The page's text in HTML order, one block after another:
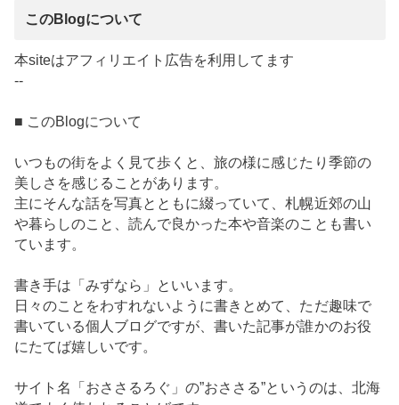
このBlogについて
本siteはアフィリエイト広告を利用してます
--
■ このBlogについて
いつもの街をよく見て歩くと、旅の様に感じたり季節の
美しさを感じることがあります。
主にそんな話を写真とともに綴っていて、札幌近郊の山
や暮らしのこと、読んで良かった本や音楽のことも書い
ています。
書き手は「みずなら」といいます。
日々のことをわすれないように書きとめて、ただ趣味で
書いている個人ブログですが、書いた記事が誰かのお役
にたてば嬉しいです。
サイト名「おささるろぐ」の”おささる”というのは、北海